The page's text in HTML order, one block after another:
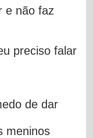
e não faz
preciso falar
de dar
meninos